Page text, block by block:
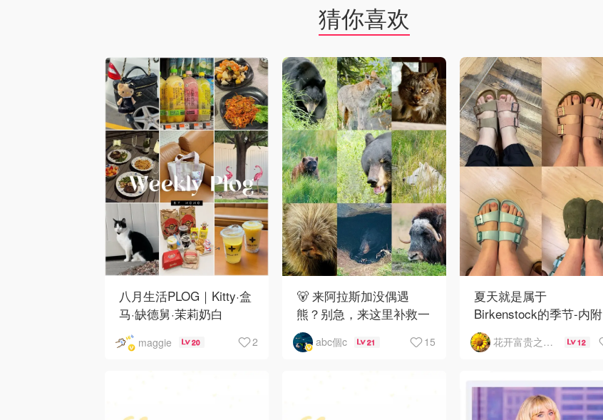
猜你喜欢
八月生活PLOG｜Kitty·盒
马·缺德舅·茉莉奶白
·Costco·Wendy's
maggie 20 2
🐻 来阿拉斯加没偶遇
熊？别急，来这里补救一
下！
abc個c 21 15
夏天就是属于
Birkenstock的季节-内附
如何选择
花开富贵之Mo个Mo 12